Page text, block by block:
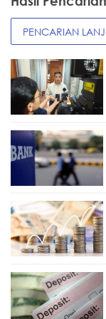
PENCARIAN